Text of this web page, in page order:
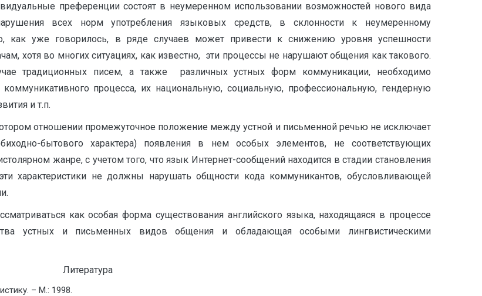
преференции состоят в неумеренном использовании возможностей нового вида
всех норм употребления языковых средств, в склонности к неумеренному
как уже говорилось, в ряде случаев может привести к снижению уровня успешности
хотя во многих ситуациях, как известно, эти процессы не нарушают общения как такового.
традиционных писем, а также различных устных форм коммуникации, необходимо
процесса, их национальную, социальную, профессиональную, гендерную
и т.п.
отношении промежуточное положение между устной и письменной речью не исключает
бытового характера) появления в нем особых элементов, не соответствующих
жанре, с учетом того, что язык Интернет-сообщений находится в стадии становления
характеристики не должны нарушать общности кода коммуникантов, обусловливающей
как особая форма существования английского языка, находящаяся в процессе
устных и письменных видов общения и обладающая особыми лингвистическими
Литература
– М.: 1998.